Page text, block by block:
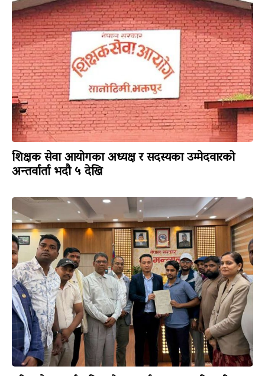
शिक्षक सेवा आयोगका अध्यक्ष र सदस्यका उम्मेदवारको
अन्तर्वार्ता भदौ ५ देखि